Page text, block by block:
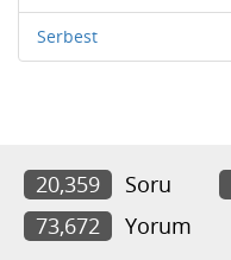
Serbest
20,359 Soru
73,672
Yorum